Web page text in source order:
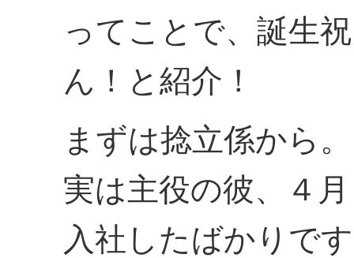
ってことで、誕生
ん！と紹介！
まずは捻立係から。
実は主役の彼、４
入社したばかりで